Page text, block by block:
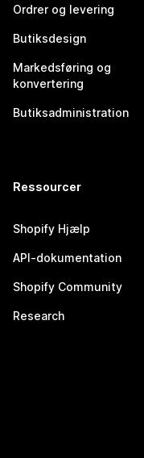
Ordrer og levering
Butiksdesign
Markedsføring og
konvertering
Butiksadministration
Ressourcer
Shopify Hjælp
API-dokumentation
Shopify Community
Research